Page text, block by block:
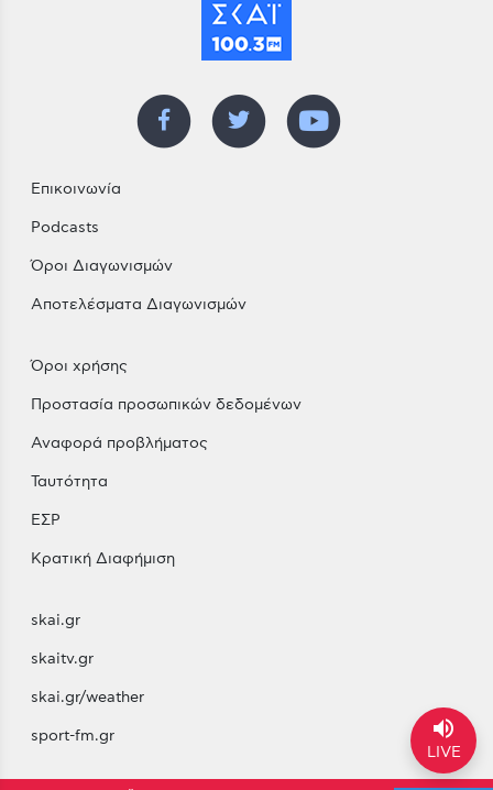
Επικοινωνία
Podcasts
Όροι Διαγωνισμών
Αποτελέσματα Διαγωνισμών
Όροι χρήσης
Προστασία προσωπικών δεδομένων
Αναφορά προβλήματος
Ταυτότητα
ΕΣΡ
Κρατική Διαφήμιση
skai.gr
skaitv.gr
skai.gr/weather
sport-fm.gr
volume_up
LIVE